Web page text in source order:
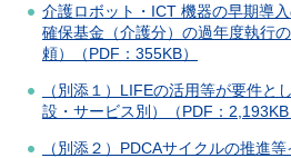
介護ロボット・ICT 機器の早期導
確保基金（介護分）の過年度執行
頼）（PDF：355KB）
（別添１）LIFEの活用等が要件と
設・サービス別）（PDF：2,193KB
（別添２）PDCAサイクルの推進